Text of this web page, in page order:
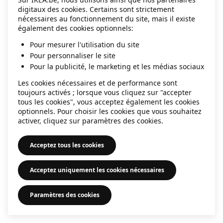
information).
digitaux des cookies. Certains sont strictement
nécessaires au fonctionnement du site, mais il existe
également des cookies optionnels:
Pour mesurer l'utilisation du site
Pour personnaliser le site
Pour la publicité, le marketing et les médias sociaux
Les cookies nécessaires et de performance sont
toujours activés ; lorsque vous cliquez sur "accepter
tous les cookies", vous acceptez également les cookies
optionnels. Pour choisir les cookies que vous souhaitez
activer, cliquez sur paramètres des cookies.
Acceptez tous les cookies
Acceptez uniquement les cookies nécessaires
Paramètres des cookies